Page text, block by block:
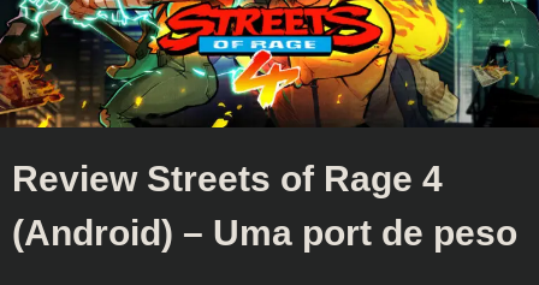
Review Streets of Rage 4
(Android) – Uma port de peso